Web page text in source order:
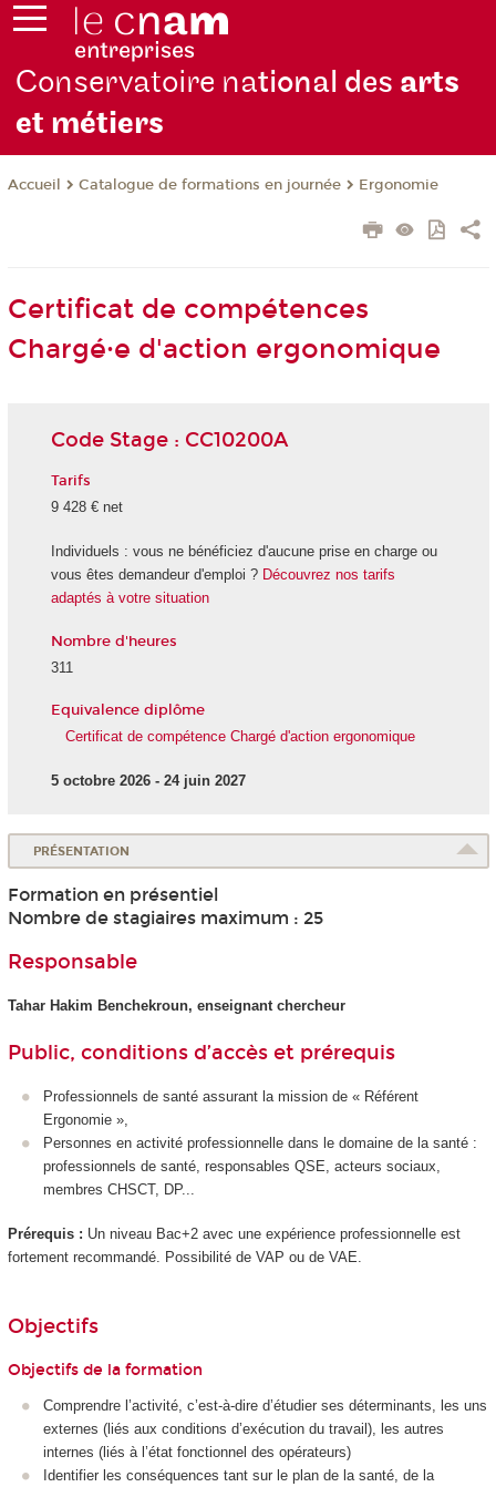
Conservatoire national des arts
et métiers
Accueil Catalogue de formations en journée Ergonomie
Certificat de compétences
Chargé·e d'action ergonomique
Code Stage : CC10200A
Tarifs
9 428 € net
Individuels : vous ne bénéficiez d'aucune prise en charge ou
vous êtes demandeur d'emploi ? Découvrez nos tarifs
adaptés à votre situation
Nombre d'heures
311
Equivalence diplôme
Certificat de compétence Chargé d'action ergonomique
5 octobre 2026 - 24 juin 2027
PRÉSENTATION
Formation en présentiel
Nombre de stagiaires maximum : 25
Responsable
Tahar Hakim Benchekroun, enseignant chercheur
Public, conditions d’accès et prérequis
Professionnels de santé assurant la mission de « Référent
Ergonomie »,
Personnes en activité professionnelle dans le domaine de la santé :
professionnels de santé, responsables QSE, acteurs sociaux,
membres CHSCT, DP...
Prérequis : Un niveau Bac+2 avec une expérience professionnelle est
fortement recommandé. Possibilité de VAP ou de VAE.
Objectifs
Objectifs de la formation
Comprendre l’activité, c’est-à-dire d’étudier ses déterminants, les uns
externes (liés aux conditions d’exécution du travail), les autres
internes (liés à l’état fonctionnel des opérateurs)
Identifier les conséquences tant sur le plan de la santé, de la